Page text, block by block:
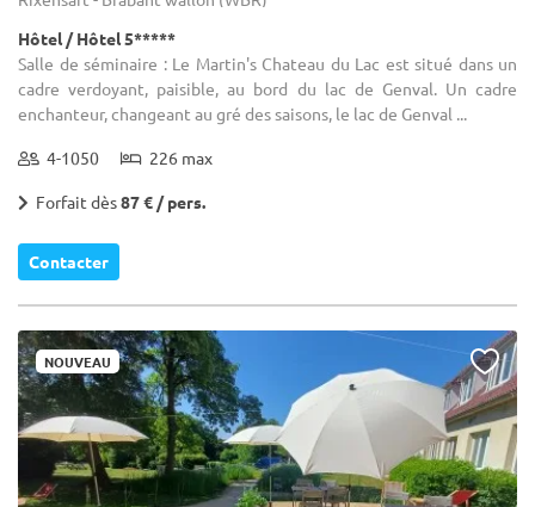
Hôtel / Hôtel 5*****
Salle de séminaire : Le Martin's Chateau du Lac est situé dans un
cadre verdoyant, paisible, au bord du lac de Genval. Un cadre
enchanteur, changeant au gré des saisons, le lac de Genval ...
4-1050 226 max
Forfait dès87 € / pers.
Contacter
NOUVEAU